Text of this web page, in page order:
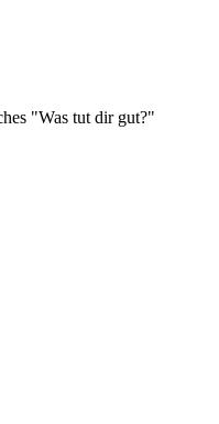
"Was tut dir gut?"